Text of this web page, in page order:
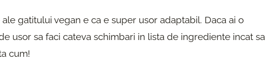
gatitului vegan e ca e super usor adaptabil. Daca ai o
usor sa faci cateva schimbari in lista de ingrediente incat sa
cum!